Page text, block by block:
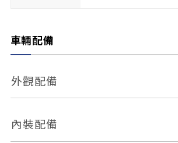
車輛配備
外觀配備
電動天窗
內裝配備